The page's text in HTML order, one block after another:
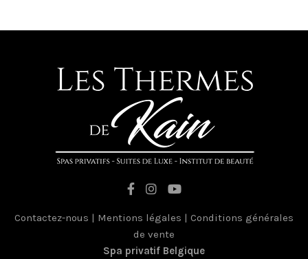
Contactez-nous | Mentions légales | Conditions générales
de vente
Spa privatif Belgique